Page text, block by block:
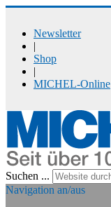
Newsletter
|
Shop
|
MICHEL-Online
Suchen ...
Navigation an/aus